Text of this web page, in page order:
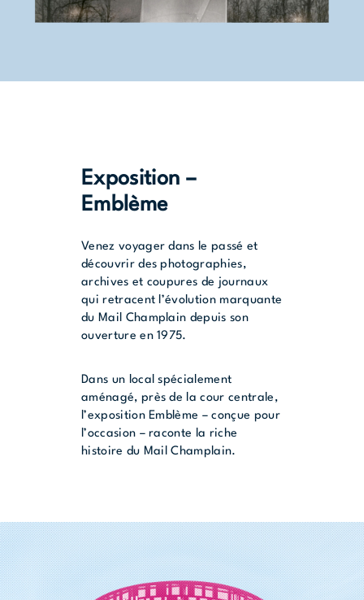
Exposition –
Emblème
Venez voyager dans le passé et
découvrir des photographies,
archives et coupures de journaux
qui retracent l’évolution marquante
du Mail Champlain depuis son
ouverture en 1975.
Dans un local spécialement
aménagé, près de la cour centrale,
l’exposition Emblème – conçue pour
l’occasion – raconte la riche
histoire du Mail Champlain.